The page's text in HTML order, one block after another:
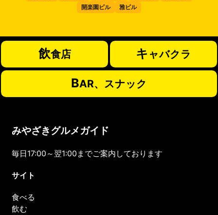
開楽園ビル
雅ビル
飲食店 キ ャバクラ
BAR、スナック
みやざきグルメガイド
毎日17:00～翌1:00までご案内しております
サイト
食べる
飲む